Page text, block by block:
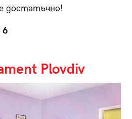
достатъчно!
6
Plovdiv